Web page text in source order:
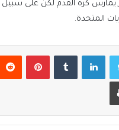
يمارس كرة القدم لكن على سبيل
المتحدة.
تويتر لينكدإن
طباعة